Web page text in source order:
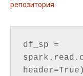
репозитория.
df_sp =
header=True)